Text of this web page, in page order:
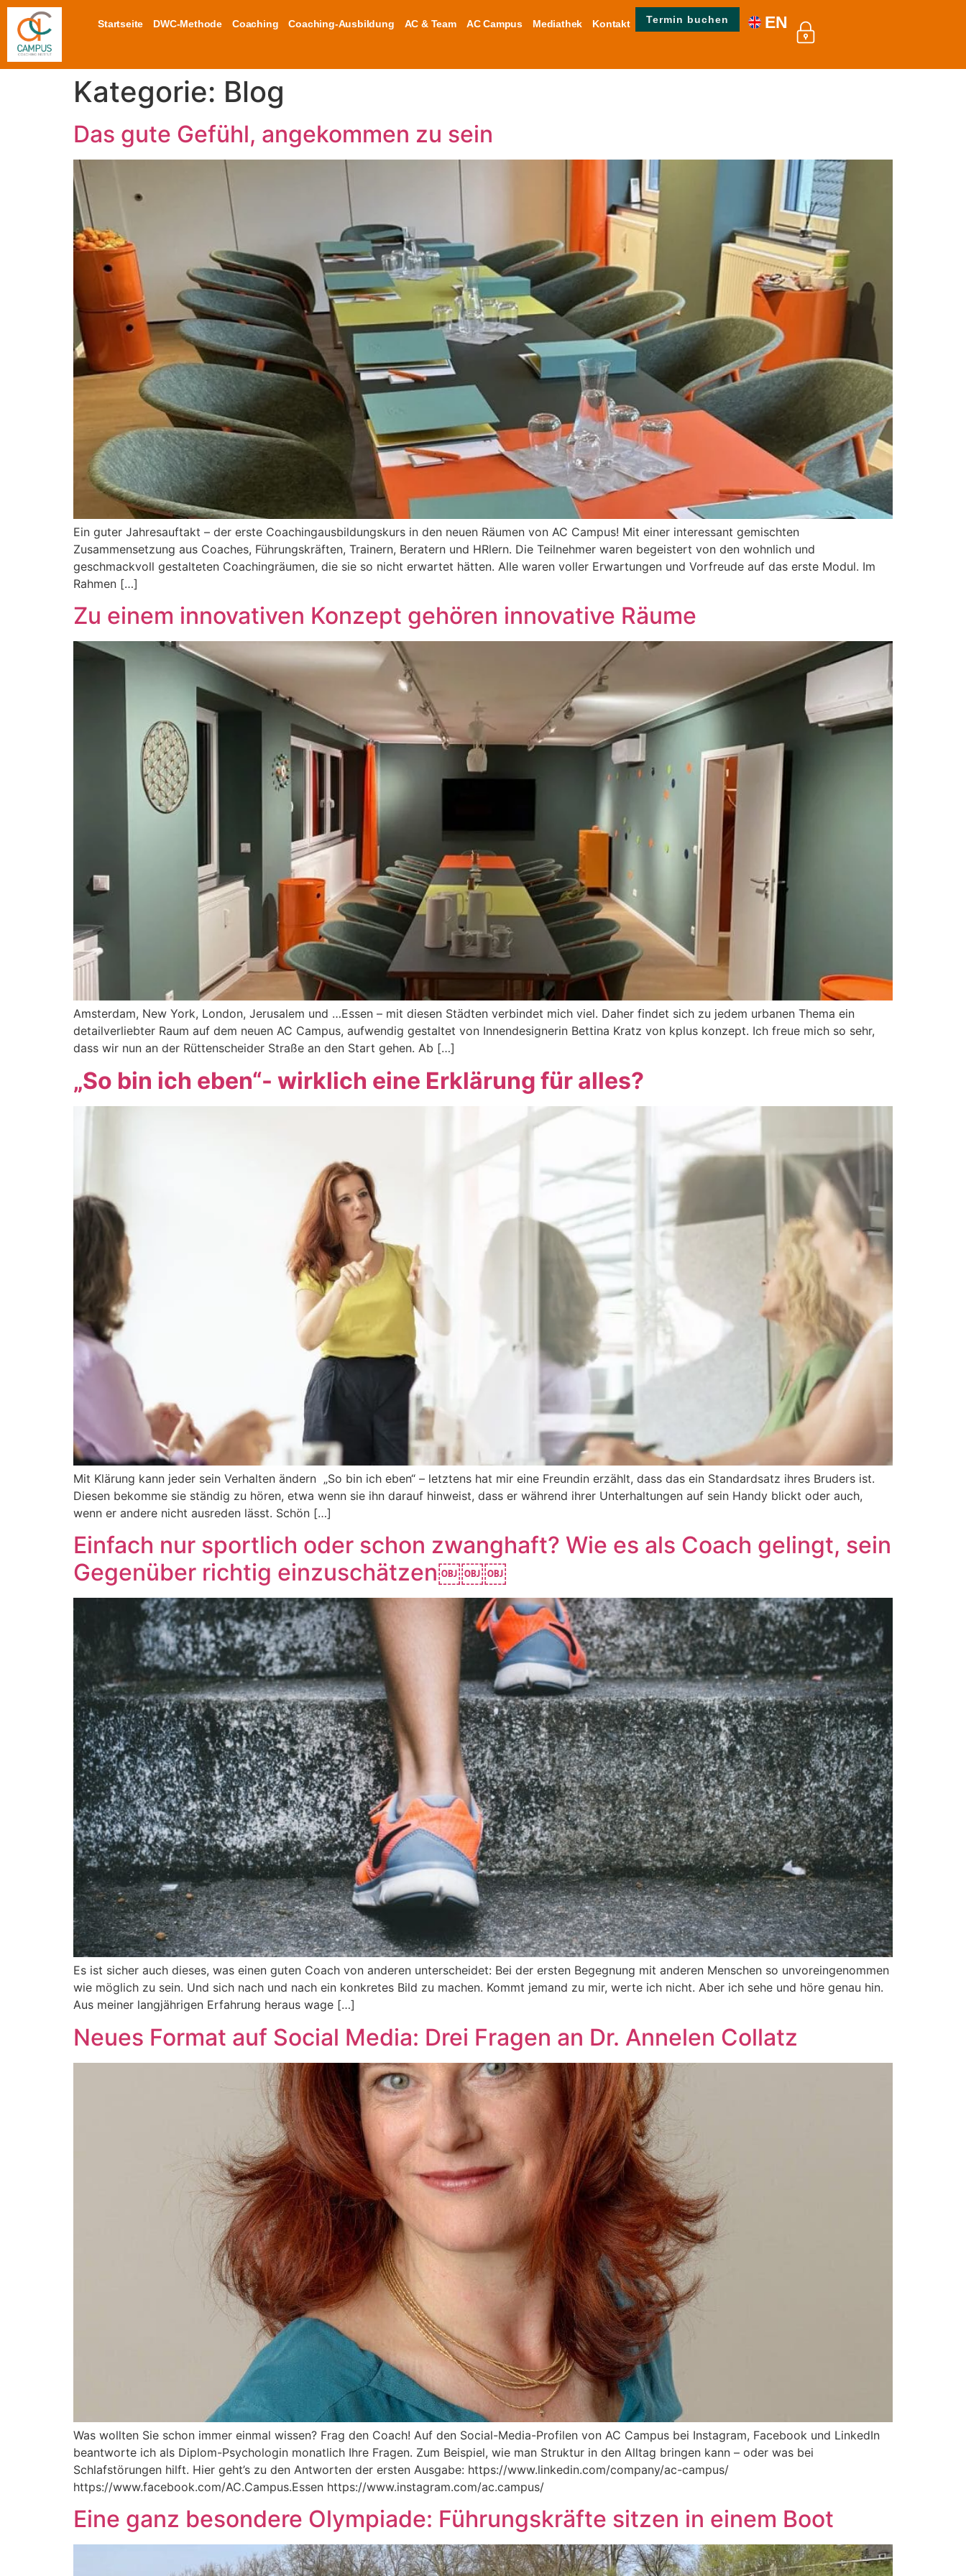
Startseite DWC-Methode Coaching Coaching-Ausbildung AC & Team AC Campus Mediathek Kontakt Termin buchen EN
Kategorie: Blog
Das gute Gefühl, angekommen zu sein
Ein guter Jahresauftakt – der erste Coachingausbildungskurs in den neuen Räumen von AC Campus! Mit einer interessant gemischten
Zusammensetzung aus Coaches, Führungskräften, Trainern, Beratern und HRlern. Die Teilnehmer waren begeistert von den wohnlich und
geschmackvoll gestalteten Coachingräumen, die sie so nicht erwartet hätten. Alle waren voller Erwartungen und Vorfreude auf das erste Modul. Im
Rahmen […]
Zu einem innovativen Konzept gehören innovative Räume
Amsterdam, New York, London, Jerusalem und …Essen – mit diesen Städten verbindet mich viel. Daher findet sich zu jedem urbanen Thema ein
detailverliebter Raum auf dem neuen AC Campus, aufwendig gestaltet von Innendesignerin Bettina Kratz von kplus konzept. Ich freue mich so sehr,
dass wir nun an der Rüttenscheider Straße an den Start gehen. Ab […]
„So bin ich eben“- wirklich eine Erklärung für alles?
Mit Klärung kann jeder sein Verhalten ändern „So bin ich eben“ – letztens hat mir eine Freundin erzählt, dass das ein Standardsatz ihres Bruders ist.
Diesen bekomme sie ständig zu hören, etwa wenn sie ihn darauf hinweist, dass er während ihrer Unterhaltungen auf sein Handy blickt oder auch,
wenn er andere nicht ausreden lässt. Schön […]
Einfach nur sportlich oder schon zwanghaft? Wie es als Coach gelingt, sein
Gegenüber richtig einzuschätzen￼￼￼
Es ist sicher auch dieses, was einen guten Coach von anderen unterscheidet: Bei der ersten Begegnung mit anderen Menschen so unvoreingenommen
wie möglich zu sein. Und sich nach und nach ein konkretes Bild zu machen. Kommt jemand zu mir, werte ich nicht. Aber ich sehe und höre genau hin.
Aus meiner langjährigen Erfahrung heraus wage […]
Neues Format auf Social Media: Drei Fragen an Dr. Annelen Collatz
Was wollten Sie schon immer einmal wissen? Frag den Coach! Auf den Social-Media-Profilen von AC Campus bei Instagram, Facebook und LinkedIn
beantworte ich als Diplom-Psychologin monatlich Ihre Fragen. Zum Beispiel, wie man Struktur in den Alltag bringen kann – oder was bei
Schlafstörungen hilft. Hier geht’s zu den Antworten der ersten Ausgabe: https://www.linkedin.com/company/ac-campus/
https://www.facebook.com/AC.Campus.Essen https://www.instagram.com/ac.campus/
Eine ganz besondere Olympiade: Führungskräfte sitzen in einem Boot